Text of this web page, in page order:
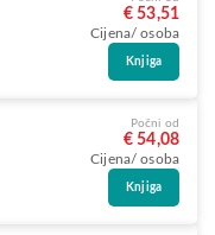
€ 53,51
Cijena/ osoba
Knjiga
Počni od
€ 54,08
Cijena/ osoba
Knjiga